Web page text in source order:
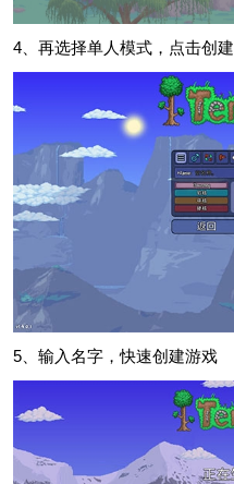
4、再选择单人模式，点击创建
5、输入名字，快速创建游戏